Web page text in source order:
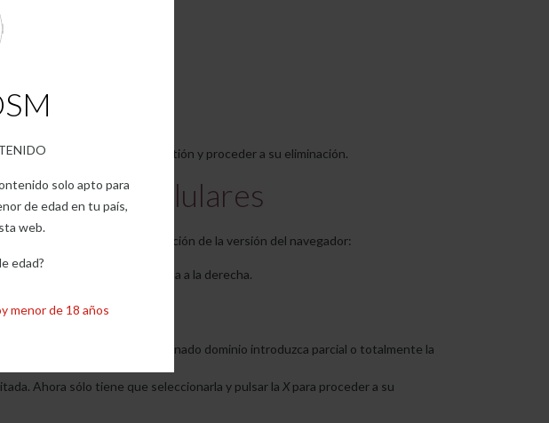
solo apto para
de edad en tu país,
web.
edad?
menor de 18 años
asociadas al dominio en cuestión y proceder a su eliminación.
más polulares
pasos pueden variar en función de la versión del navegador:
que aparece arriba a la derecha.
las
de un determinado dominio introduzca parcial o totalmente la
Ahora sólo tiene que seleccionarla y pulsar la X para proceder a su